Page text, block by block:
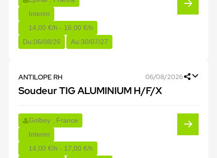
Interim
14,00 €/h - 16,00 €/h
Du:06/08/26 Au:30/07/27
ANTILOPE RH 06/08/2026
Soudeur TIG ALUMINIUM H/F/X
Golbey , France
Interim
14,00 €/h - 17,00 €/h